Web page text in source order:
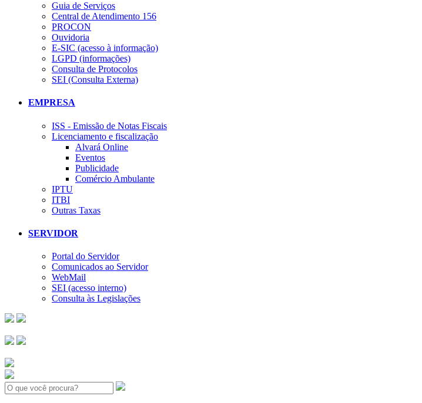
Guia de Serviços
Central de Atendimento 156
PROCON
Ouvidoria
E-SIC (acesso à informação)
LGPD (informações)
Consulta de Protocolos
SEI (Consulta Externa)
EMPRESA
ISS - Emissão de Notas Fiscais
Licenciamento e fiscalização
Alvará Online
Eventos
Publicidade
Comércio Ambulante
IPTU
ITBI
Outras Taxas
SERVIDOR
Portal do Servidor
Comunicados ao Servidor
WebMail
SEI (acesso interno)
Consulta às Legislações
Search: